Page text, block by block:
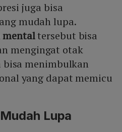
juga bisa
mudah lupa.
mentaltersebut bisa
mengingat otak
bisa menimbulkan
yang dapat memicu
Lupa